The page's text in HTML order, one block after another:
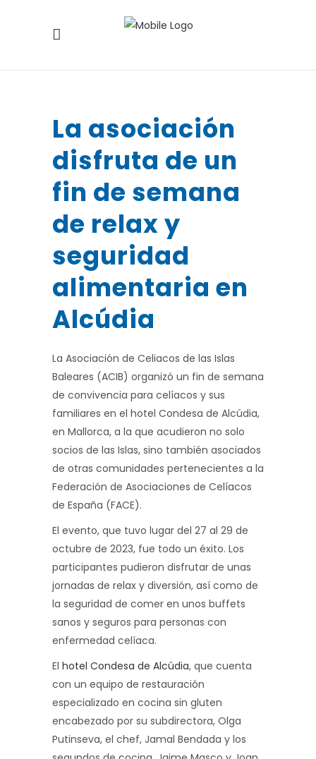
La asociación
disfruta de un
fin de semana
de relax y
seguridad
alimentaria en
Alcúdia
La Asociación de Celiacos de las Islas
Baleares (ACIB) organizó un fin de semana
de convivencia para celíacos y sus
familiares en el hotel Condesa de Alcúdia,
en Mallorca, a la que acudieron no solo
socios de las Islas, sino también asociados
de otras comunidades pertenecientes a la
Federación de Asociaciones de Celíacos
de España (FACE).
El evento, que tuvo lugar del 27 al 29 de
octubre de 2023, fue todo un éxito. Los
participantes pudieron disfrutar de unas
jornadas de relax y diversión, así como de
la seguridad de comer en unos buffets
sanos y seguros para personas con
enfermedad celíaca.
El hotel Condesa de Alcúdia, que cuenta
con un equipo de restauración
especializado en cocina sin gluten
encabezado por su subdirectora, Olga
Putinseva, el chef, Jamal Bendada y los